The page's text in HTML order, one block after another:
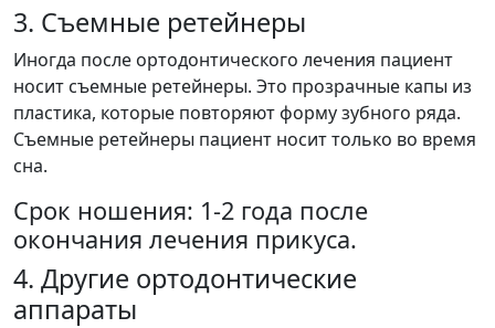
3. Съемные ретейнеры
Иногда после ортодонтического лечения пациент
носит съемные ретейнеры. Это прозрачные капы из
пластика, которые повторяют форму зубного ряда.
Съемные ретейнеры пациент носит только во время
сна.
Срок ношения: 1-2 года после
окончания лечения прикуса.
4. Другие ортодонтические
аппараты